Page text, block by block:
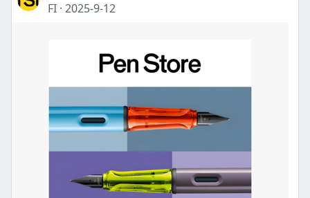
FI · 2025-9-12